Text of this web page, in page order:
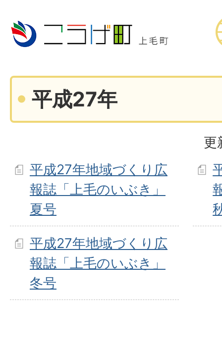
平成27年
更
平成27年地域づくり広
報誌「上毛のいぶき」
夏号
平成27年地域づくり広
報誌「上毛のいぶき」
冬号